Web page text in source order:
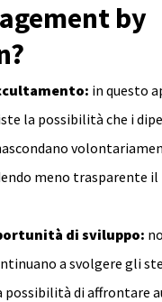
by
in questo
la possibilità che i
meno trasparente il
di sviluppo:
a svolgere gli
possibilità di affrontare